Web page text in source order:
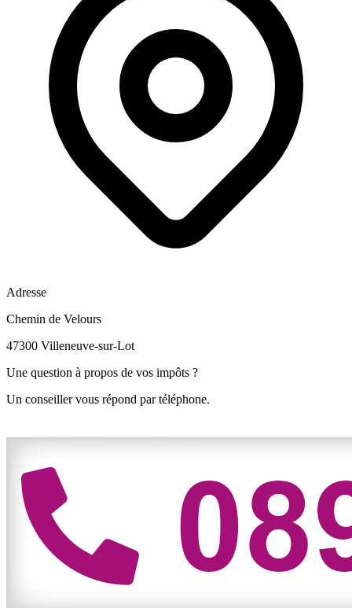
Adresse
Chemin de Velours
47300 Villeneuve-sur-Lot
Une question à propos de vos impôts ?
Un conseiller vous répond par téléphone.